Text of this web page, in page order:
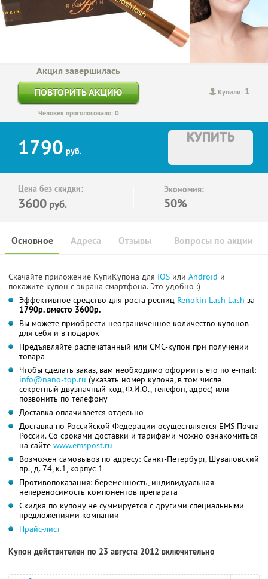
Купили: 1
Акция завершилась
ПОВТОРИТЬ АКЦИЮ
Человек проголосовало: 0
1790 руб.
КУПИТЬ
Цена без скидки:
3600 руб.
Экономия:
50%
Основное Отзывы Вопросы по акции
Адреса
Скачайте приложение КупиКупона для IOS или Android и
покажите купон с экрана смартфона. Это удобно :)
Эффективное средство для роста ресниц Renokin Lash Lash за
1790р. вместо 3600р.
Вы можете приобрести неограниченное количество купонов
для себя и в подарок
Предъявляйте распечатанный или СМС-купон при получении
товара
Чтобы сделать заказ, вам необходимо оформить его по e-mail:
info@nano-top.ru (указать номер купона, в том числе
секретный двузначный код, Ф.И.О., телефон, адрес) или
позвонить по телефону
Доставка оплачивается отдельно
Доставка по Российской Федерации осуществляется EMS Почта
России. Со сроками доставки и тарифами можно ознакомиться
на сайте www.emspost.ru
Возможен самовывоз по адресу: Санкт-Петербург, Шуваловский
пр., д. 74, к.1, корпус 1
Противопоказания: беременность, индивидуальная
непереносимость компонентов препарата
Скидка по купону не суммируется с другими специальными
предложениями компании
Прайс-лист
Купон действителен по 23 августа 2012 включительно